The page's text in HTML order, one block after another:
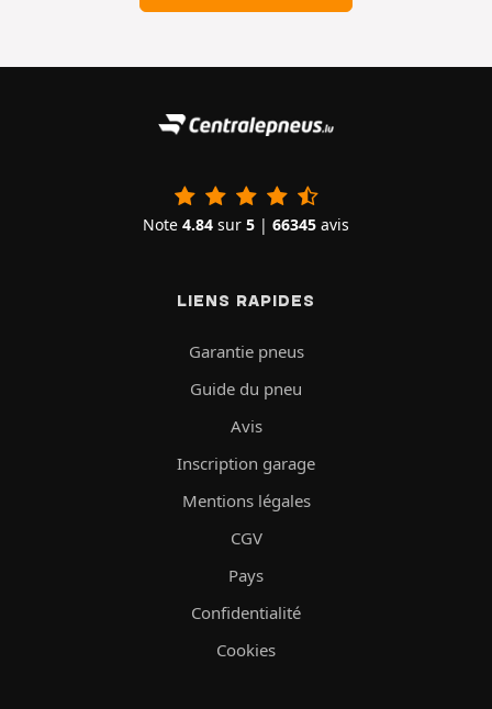
Note 4.84 sur 5 | 66345 avis
LIENS RAPIDES
Garantie pneus
Guide du pneu
Avis
Inscription garage
Mentions légales
CGV
Pays
Confidentialité
Cookies